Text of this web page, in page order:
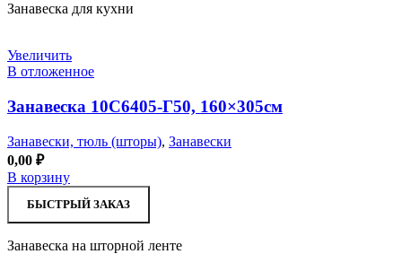
Занавеска для кухни
Увеличить
В отложенное
Занавеска 10С6405-Г50, 160×305см
Занавески, тюль (шторы), Занавески
0,00 ₽
В корзину
БЫСТРЫЙ ЗАКАЗ
Занавеска на шторной ленте